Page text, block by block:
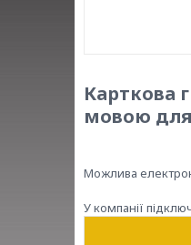
Карткова
мовою для
У компанії